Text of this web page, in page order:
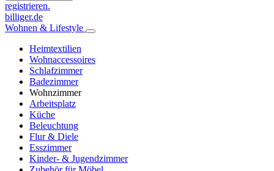
registrieren.
billiger.de
Wohnen & Lifestyle
Heimtextilien
Wohnaccessoires
Schlafzimmer
Badezimmer
Wohnzimmer
Arbeitsplatz
Küche
Beleuchtung
Flur & Diele
Esszimmer
Kinder- & Jugendzimmer